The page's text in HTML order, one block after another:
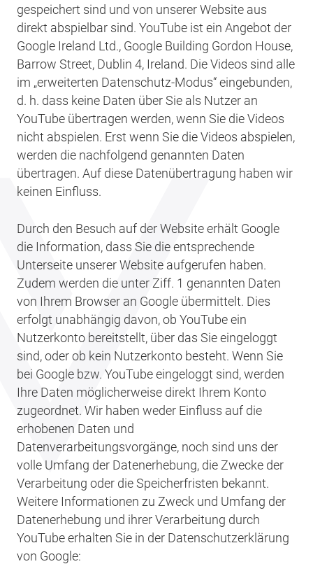
gespeichert sind und von unserer Website aus
direkt abspielbar sind. YouTube ist ein Angebot der
Google Ireland Ltd., Google Building Gordon House,
Barrow Street, Dublin 4, Ireland. Die Videos sind alle
im „erweiterten Datenschutz-Modus“ eingebunden,
d. h. dass keine Daten über Sie als Nutzer an
YouTube übertragen werden, wenn Sie die Videos
nicht abspielen. Erst wenn Sie die Videos abspielen,
werden die nachfolgend genannten Daten
übertragen. Auf diese Datenübertragung haben wir
keinen Einfluss.
Durch den Besuch auf der Website erhält Google
die Information, dass Sie die entsprechende
Unterseite unserer Website aufgerufen haben.
Zudem werden die unter Ziff. 1 genannten Daten
von Ihrem Browser an Google übermittelt. Dies
erfolgt unabhängig davon, ob YouTube ein
Nutzerkonto bereitstellt, über das Sie eingeloggt
sind, oder ob kein Nutzerkonto besteht. Wenn Sie
bei Google bzw. YouTube eingeloggt sind, werden
Ihre Daten möglicherweise direkt Ihrem Konto
zugeordnet. Wir haben weder Einfluss auf die
erhobenen Daten und
Datenverarbeitungsvorgänge, noch sind uns der
volle Umfang der Datenerhebung, die Zwecke der
Verarbeitung oder die Speicherfristen bekannt.
Weitere Informationen zu Zweck und Umfang der
Datenerhebung und ihrer Verarbeitung durch
YouTube erhalten Sie in der Datenschutzerklärung
von Google: